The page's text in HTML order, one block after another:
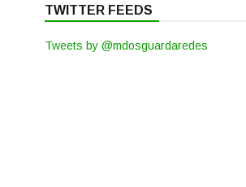
TWITTER FEEDS
Tweets by @mdosguardaredes